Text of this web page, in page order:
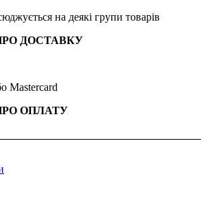
на деякі групи товарів
ДОСТАВКУ
Mastercard
ОПЛАТУ